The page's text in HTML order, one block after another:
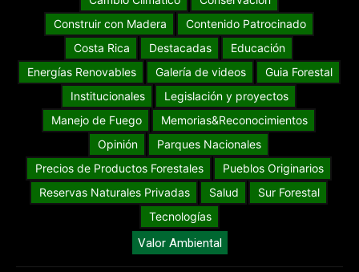
Construir con Madera
Contenido Patrocinado
Costa Rica
Destacadas
Educación
Energías Renovables
Galería de videos
Guia Forestal
Institucionales
Legislación y proyectos
Manejo de Fuego
Memorias&Reconocimientos
Opinión
Parques Nacionales
Precios de Productos Forestales
Pueblos Originarios
Reservas Naturales Privadas
Salud
Sur Forestal
Tecnologías
Valor Ambiental